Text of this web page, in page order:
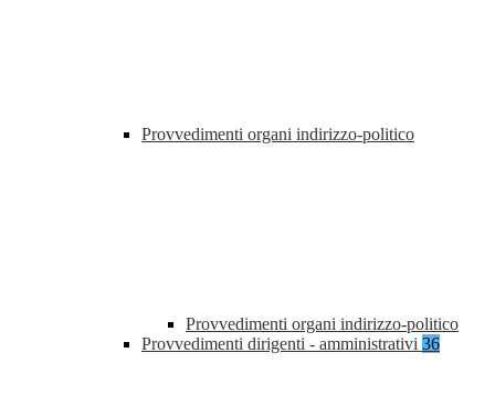
Provvedimenti organi indirizzo-politico
Provvedimenti organi indirizzo-politico
Provvedimenti dirigenti - amministrativi 36